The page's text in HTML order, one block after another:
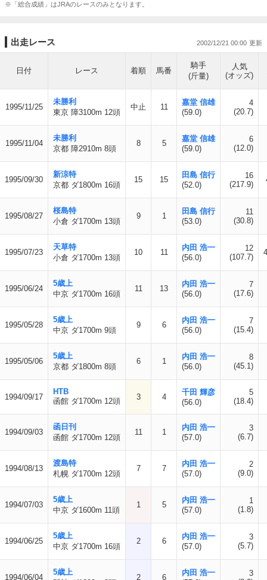
※「総合成績」はJRAのレースのみとなります。
出走レース 2002/12/21 00:00
日付 レース 着順 馬番
騎手
(斤量)
人気
(オッズ)
1995/11/25
未勝利
東京 障3100m 12頭
中止 11
嘉堂 信雄
(59.0)
4
(20.7)
1995/11/04
未勝利
京都 障2910m 8頭
8 5
嘉堂 信雄
(59.0)
6
(12.0)
1995/09/30
新涼特
京都 ダ1800m 16頭
15 15
田島 信行
(52.0)
16
(217.9)
1995/08/27
桜島特
小倉 ダ1700m 13頭
9 1
田島 信行
(53.0)
11
(30.8)
1995/07/23
天草特
小倉 ダ1700m 13頭
10 11
内田 浩一
(56.0)
12
(107.7)
1995/06/24
5歳上
中京 ダ1700m 16頭
11 13
内田 浩一
(56.0)
7
(17.6)
1995/05/28
5歳上
中京 ダ1700m 9頭
9 6
内田 浩一
(56.0)
7
(15.4)
1995/05/06
5歳上
京都 ダ1800m 8頭
6 1
内田 浩一
(56.0)
8
(45.1)
1994/09/17
HTB
函館 ダ1700m 12頭
3 4
千田 輝彦
(56.0)
5
(18.4)
1994/09/03
函日刊
函館 ダ1700m 12頭
11 1
内田 浩一
(57.0)
3
(6.7)
1994/08/13
渡島特
札幌 ダ1700m 12頭
7 7
内田 浩一
(57.0)
2
(9.0)
1994/07/03
5歳上
中京 ダ1600m 11頭
1 5
内田 浩一
(57.0)
1
(1.8)
1994/06/25
5歳上
中京 ダ1700m 16頭
2 6
内田 浩一
(57.0)
3
(5.7)
1994/06/04
5歳上
2 6
内田 浩一
3